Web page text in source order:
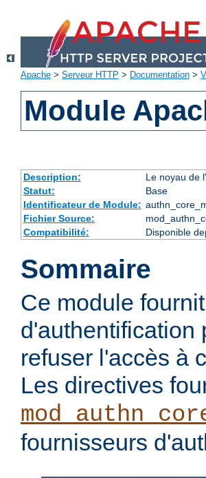
Apache > Serveur HTTP > Documentation >
Module
Description:
Le noyau de
Statut:
Base
Identificateur de Module:
Fichier Source:
Compatibilité:
Disponible
Sommaire
Ce module
d'authentification
refuser l'accès à
Les directives
fournisseurs